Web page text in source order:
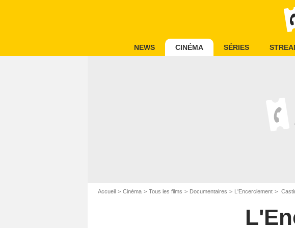
NEWS CINÉMA SÉRIES
Accueil Cinéma Tous les films Documentaires L'Encerclement